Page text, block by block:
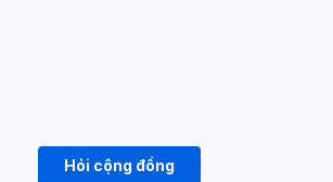
Hỏi cộng đồng